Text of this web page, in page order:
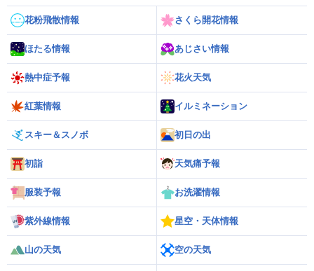
花粉飛散情報 さくら開花情報
ほたる情報 あじさい情報
熱中症予報 花火天気
紅葉情報 イルミネーション
スキー＆スノボ 初日の出
初詣 天気痛予報
服装予報 お洗濯情報
紫外線情報 星空・天体情報
山の天気 空の天気